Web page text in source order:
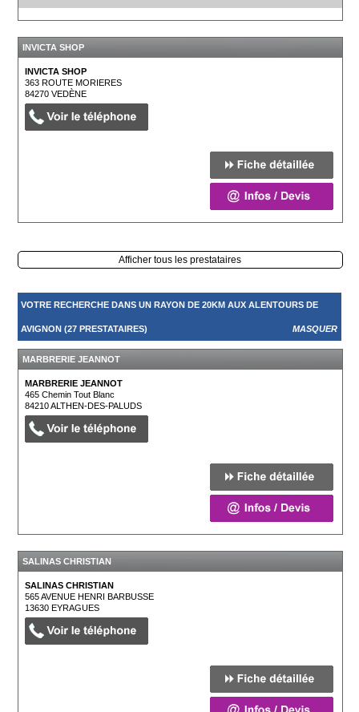
INVICTA SHOP
INVICTA SHOP
363 ROUTE MORIERES
84270VEDÈNE
Afficher tous les prestataires
VOTRE RECHERCHE DANS UN RAYON DE 20KM AUX ALENTOURS DE
AVIGNON (27 PRESTATAIRES) MASQUER
MARBRERIE JEANNOT
MARBRERIE JEANNOT
465 Chemin Tout Blanc
84210ALTHEN-DES-PALUDS
SALINAS CHRISTIAN
SALINAS CHRISTIAN
565 AVENUE HENRI BARBUSSE
13630EYRAGUES